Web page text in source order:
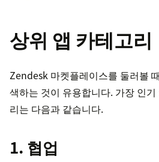
상위 앱 카테고리
Zendesk 마켓플레이스를 둘러볼
색하는 것이 유용합니다. 가장 인
리는 다음과 같습니다.
1. 협업